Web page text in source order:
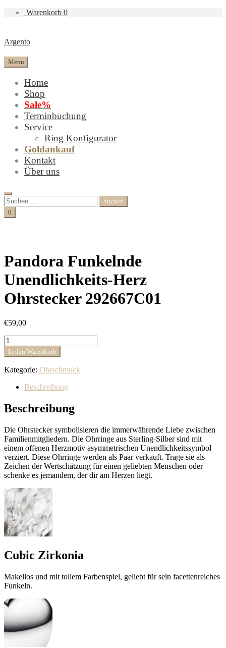
Warenkorb 0
Argento
Menu
Home
Shop
Sale%
Terminbuchung
Service
Ring Konfigurator
Goldankauf
Kontakt
Über uns
Search
Suchen
nach:
Cart
0
Pandora Funkelnde
Unendlichkeits-Herz
Ohrstecker 292667C01
€59,00
Pandora
Funkelnde
Unendlichkeits-
Herz
Ohrstecker
292667C01
In den Warenkorb
Kategorie: Ohrschmuck
Beschreibung
Beschreibung
Die Ohrstecker symbolisieren die immerwährende Liebe zwischen
Familienmitgliedern. Die Ohrringe aus Sterling-Silber sind mit
einem offenen Herzmotiv asymmetrischen Unendlichkeitssymbol
verziert. Diese Ohrringe werden als Paar verkauft. Trage sie als
Zeichen der Wertschätzung für einen geliebten Menschen oder
schenke es jemandem, der dir am Herzen liegt.
Cubic Zirkonia
Makellos und mit tollem Farbenspiel, geliebt für sein facettenreiches
Funkeln.